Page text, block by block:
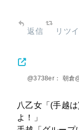
返信 リツイ
@3738er： 朝倉
八乙女「(手越
よ！」